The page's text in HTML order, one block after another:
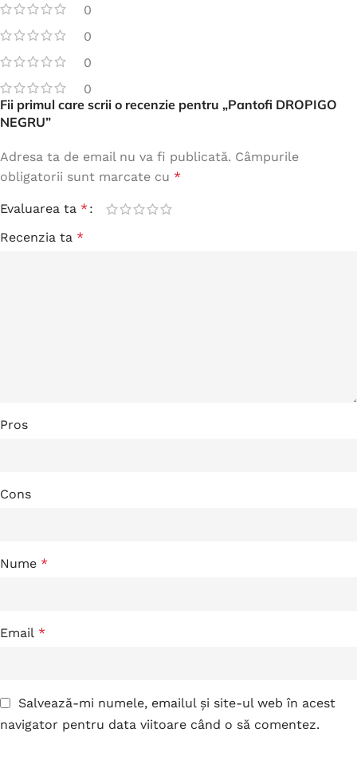
0
0
0
0
Fii primul care scrii o recenzie pentru „Pantofi DROPIGO
NEGRU”
Adresa ta de email nu va fi publicată. Câmpurile
obligatorii sunt marcate cu *
Evaluarea ta *
Recenzia ta *
Pros
Cons
Nume *
Email *
Salvează-mi numele, emailul și site-ul web în acest
navigator pentru data viitoare când o să comentez.